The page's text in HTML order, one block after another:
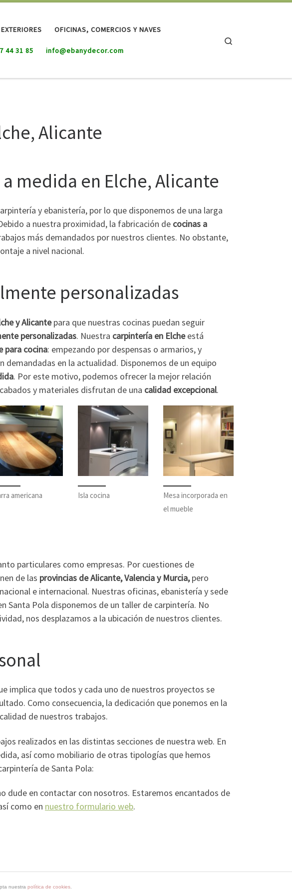
EXTERIORES OFICINAS, COMERCIOS Y NAVES
44 31 85 info@ebanydecor.com
Alicante
medida en Elche, Alicante
y ebanistería, por lo que disponemos de una larga
a nuestra proximidad, la fabricación de cocinas a
más demandados por nuestros clientes. No obstante,
a nivel nacional.
personalizadas
y Alicantepara que nuestras cocinas puedan seguir
personalizadas. Nuestra carpintería en Elcheestá
para cocina: empezando por despensas o armarios, y
demandadas en la actualidad. Disponemos de un equipo
. Por este motivo, podemos ofrecer la mejor relación
y materiales disfrutan de una calidad excepcional.
americana Isla cocina
Mesa incorporada en
el mueble
particulares como empresas. Por cuestiones de
de las provincias de Alicante, Valencia y Murcia,pero
e internacional. Nuestras oficinas, ebanistería y sede
Santa Pola disponemos de un taller de carpintería. No
nos desplazamos a la ubicación de nuestros clientes.
implica que todos y cada uno de nuestros proyectos se
Como consecuencia, la dedicación que ponemos en la
de nuestros trabajos.
realizados en las distintas secciones de nuestra web. En
así como mobiliario de otras tipologías que hemos
de Santa Pola:
dude en contactar con nosotros. Estaremos encantados de
como en nuestro formulario web.
nuestra política de cookies.